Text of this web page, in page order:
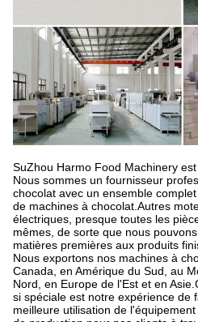
SuZhou Harmo Food Machinery
Nous sommes un fournisseur
chocolat avec un ensemble
de machines à chocolat.Autres
électriques, presque toutes les
mêmes, de sorte que nous
matières premières aux produits
Nous exportons nos machines à
Canada, en Amérique du Sud, au
Nord, en Europe de l'Est et en
si spéciale est notre expérience de
meilleure utilisation de